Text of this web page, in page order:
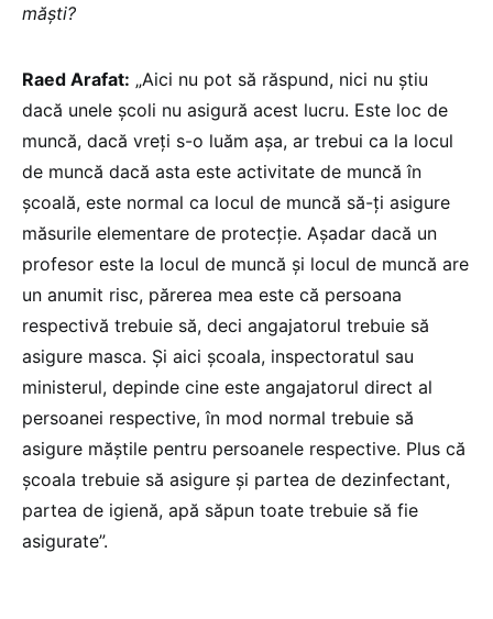
măști?
Raed Arafat: „Aici nu pot să răspund, nici nu știu
dacă unele școli nu asigură acest lucru. Este loc de
muncă, dacă vreți s-o luăm așa, ar trebui ca la locul
de muncă dacă asta este activitate de muncă în
școală, este normal ca locul de muncă să-ți asigure
măsurile elementare de protecție. Așadar dacă un
profesor este la locul de muncă și locul de muncă are
un anumit risc, părerea mea este că persoana
respectivă trebuie să, deci angajatorul trebuie să
asigure masca. Și aici școala, inspectoratul sau
ministerul, depinde cine este angajatorul direct al
persoanei respective, în mod normal trebuie să
asigure măștile pentru persoanele respective. Plus că
școala trebuie să asigure și partea de dezinfectant,
partea de igienă, apă săpun toate trebuie să fie
asigurate”.